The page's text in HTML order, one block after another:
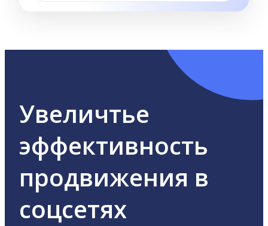
Увеличтье
эффективность
продвижения в
соцсетях